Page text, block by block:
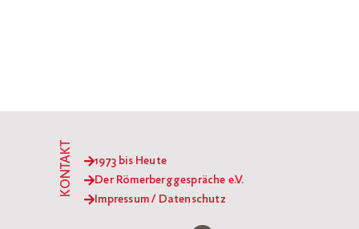
1973 bis Heute
Der Römerberggespräche e.V.
Impressum / Datenschutz
KONTAKT